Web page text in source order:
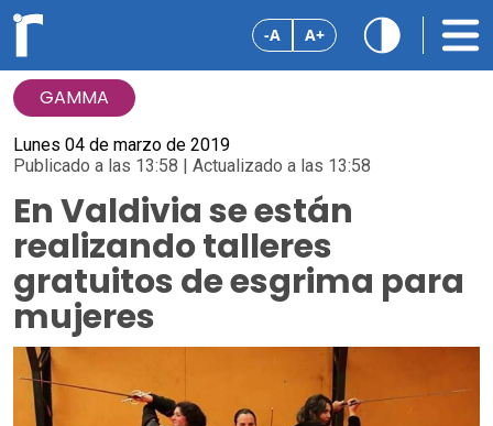
-A A+
GAMMA
Lunes 04 de marzo de 2019
Publicado a las 13:58 | Actualizado a las 13:58
En Valdivia se están
realizando talleres
gratuitos de esgrima para
mujeres